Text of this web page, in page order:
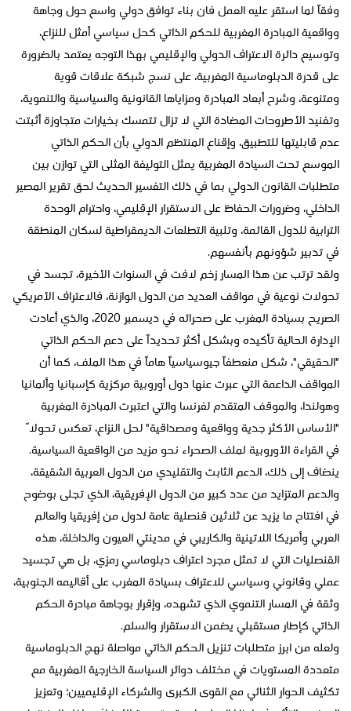
وفقاً لما استقر عليه العمل فان بناء توافق دولي واسع حول وجاهة
وواقعية المبادرة المغربية للحكم الذاتي كحل سياسي أمثل للنزاع،
وتوسيع دائرة الاعتراف الدولي والإقليمي بهذا التوجه يعتمد بالضرورة
على قدرة الدبلوماسية المغربية، على نسج شبكة علاقات قوية
ومتنوعة، وشرح أبعاد المبادرة ومزاياها القانونية والسياسية والتنموية،
وتفنيد الأطروحات المضادة التي لا تزال تتمسك بخيارات متجاوزة أثبتت
عدم قابليتها للتطبيق، وإقناع المنتظم الدولي بأن الحكم الذاتي
الموسع تحت السيادة المغربية يمثل التوليفة المثلى التي توازن بين
متطلبات القانون الدولي بما في ذلك التفسير الحديث لحق تقرير المصير
الداخلي، وضرورات الحفاظ على الاستقرار الإقليمي، واحترام الوحدة
الترابية للدول القائمة، وتلبية التطلعات الديمقراطية لسكان المنطقة
في تدبير شؤونهم بأنفسهم.
ولقد ترتب عن هذا المسار زخم لافت في السنوات الأخيرة، تجسد في
تحولات نوعية في مواقف العديد من الدول الوازنة، فالاعتراف الأمريكي
الصريح بسيادة المغرب على صحرائه في ديسمبر 2020، والذي أعادت
الإدارة الحالية تأكيده وبشكل أكثر تحديداً على دعم الحكم الذاتي
"الحقيقي"، شكل منعطفاً جيوسياسياً هاماً في هذا الملف، كما أن
المواقف الداعمة التي عبرت عنها دول أوروبية مركزية كإسبانيا وألمانيا
وهولندا، والموقف المتقدم لفرنسا والتي اعتبرت المبادرة المغربية
"الأساس الأكثر جدية وواقعية ومصداقية" لحل النزاع، تعكس تحولاً
في القراءة الأوروبية لملف الصحراء نحو مزيد من الواقعية السياسية.
ينضاف إلى ذلك، الدعم الثابت والتقليدي من الدول العربية الشقيقة،
والدعم المتزايد من عدد كبير من الدول الإفريقية، الذي تجلى بوضوح
في افتتاح ما يزيد عن ثلاثين قنصلية عامة لدول من إفريقيا والعالم
العربي وأمريكا اللاتينية والكاريبي في مدينتي العيون والداخلة، هذه
القنصليات التي لا تمثل مجرد اعتراف دبلوماسي رمزي، بل هي تجسيد
عملي وقانوني وسياسي للاعتراف بسيادة المغرب على أقاليمه الجنوبية،
وثقة في المسار التنموي الذي تشهده، وإقرار بوجاهة مبادرة الحكم
الذاتي كإطار مستقبلي يضمن الاستقرار والسلم.
ولعله من ابرز متطلبات تنزيل الحكم الذاتي مواصلة نهج الدبلوماسية
متعددة المستويات في مختلف دوائر السياسة الخارجية المغربية مع
تكثيف الحوار الثنائي مع القوى الكبرى والشركاء الإقليميين؛ وتعزيز